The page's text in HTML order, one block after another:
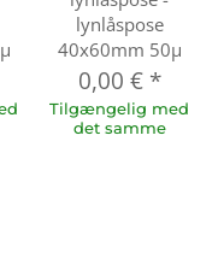
lynlåspose
40x60mm 50µ
0,00 € *
Tilgængelig med
det samme